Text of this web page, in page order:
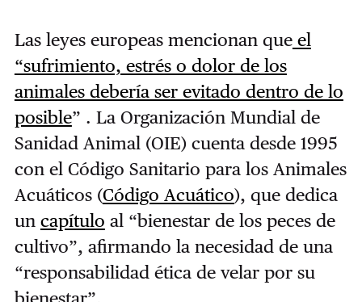
Las leyes europeas mencionan queel
“sufrimiento, estrés o dolor de los
animales debería ser evitado dentro de lo
posible” . La Organización Mundial de
Sanidad Animal (OIE) cuenta desde 1995
con el Código Sanitario para los Animales
Acuáticos (Código Acuático), que dedica
un capítulo al “bienestar de los peces de
cultivo”, afirmando la necesidad de una
“responsabilidad ética de velar por su